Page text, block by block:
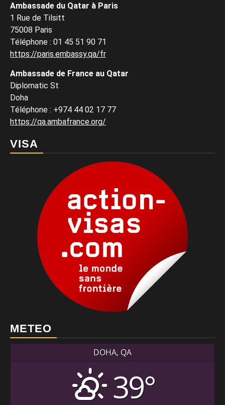
Ambassade du Qatar à Paris
1 Rue de Tilsitt
75008 Paris
Téléphone : 01 45 51 90 71
https://paris.embassy.qa/fr
Ambassade de France au Qatar
Diplomatic St
Doha
Téléphone : +974 44 02 17 77
https://qa.ambafrance.org/
VISA
METEO
DOHA, QA
39°